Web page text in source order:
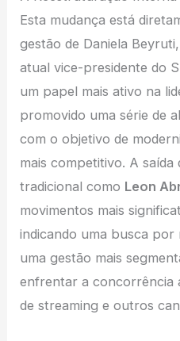
Esta mudança está
gestão de Daniela
atual vice-presidente do
um papel mais ativo na
promovido uma série de
com o objetivo de
mais competitivo. A
tradicional como Leon
movimentos mais
indicando uma busca por
uma gestão mais
enfrentar a concorrência
de streaming e outros